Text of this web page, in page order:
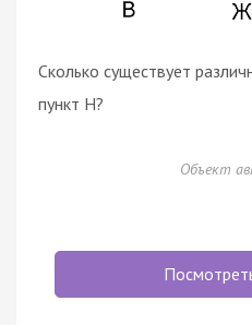
Сколько существует
пункт Н?
Объект